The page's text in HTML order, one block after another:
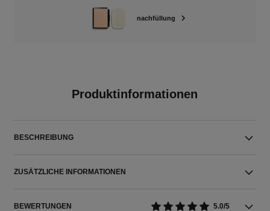
nachfüllung
Produktinformationen
BESCHREIBUNG
ZUSÄTZLICHE INFORMATIONEN
BEWERTUNGEN 5.0/5